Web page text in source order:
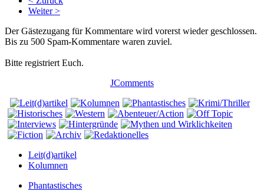
Weiter >
Der Gästezugang für Kommentare wird vorerst wieder geschlossen.
Bis zu 500 Spam-Kommentare waren zuviel.
Bitte registriert Euch.
JComments
Leit(d)artikel
Kolumnen
Phantastisches